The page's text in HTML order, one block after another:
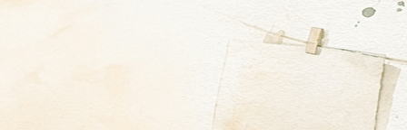
Exporter uniquement les colonnes affichées